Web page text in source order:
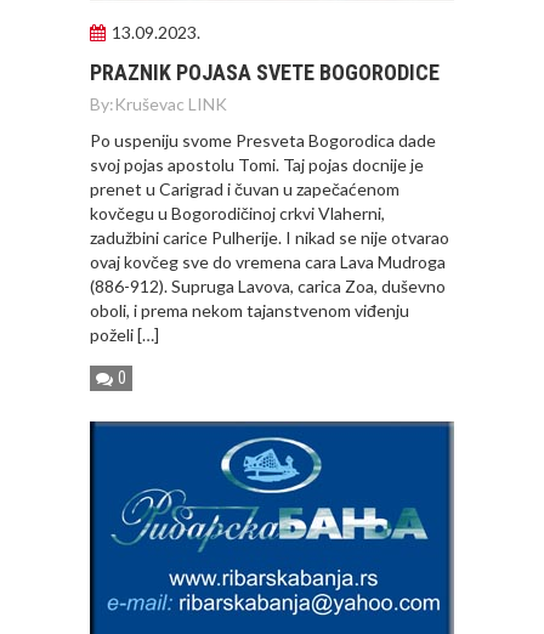
13.09.2023.
PRAZNIK POJASA SVETE BOGORODICE
By:Kruševac LINK
Po uspeniju svome Presveta Bogorodica dade
svoj pojas apostolu Tomi. Taj pojas docnije je
prenet u Carigrad i čuvan u zapečaćenom
kovčegu u Bogorodičinoj crkvi Vlaherni,
zadužbini carice Pulherije. I nikad se nije otvarao
ovaj kovčeg sve do vremena cara Lava Mudroga
(886-912). Supruga Lavova, carica Zoa, duševno
oboli, i prema nekom tajanstvenom viđenju
poželi […]
0